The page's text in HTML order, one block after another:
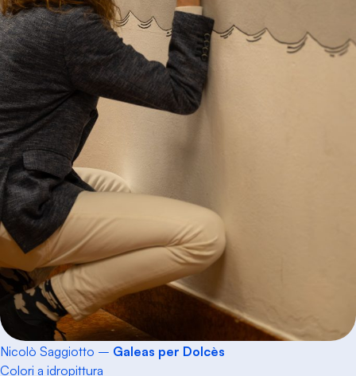
Nicolò Saggiotto – Galeas per Dolcès
Colori a idropittura